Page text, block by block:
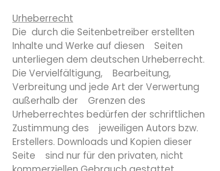
Urheberrecht
Die durch die Seitenbetreiber erstellten
Inhalte und Werke auf diesen Seiten
unterliegen dem deutschen Urheberrecht.
Die Vervielfältigung, Bearbeitung,
Verbreitung und jede Art der Verwertung
außerhalb der Grenzen des
Urheberrechtes bedürfen der schriftlichen
Zustimmung des jeweiligen Autors bzw.
Erstellers. Downloads und Kopien dieser
Seite sind nur für den privaten, nicht